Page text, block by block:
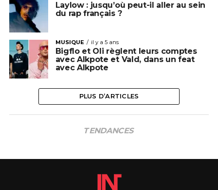
Laylow : jusqu’où peut-il aller au sein
du rap français ?
MUSIQUE il y a 5 ans
Bigflo et Oli règlent leurs comptes
avec Alkpote et Vald, dans un feat
avec Alkpote
PLUS D’ARTICLES
TENDANCES